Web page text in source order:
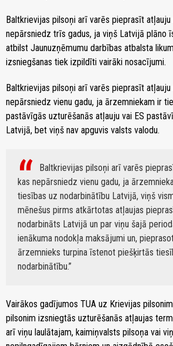
Baltkrievijas pilsoņi arī varēs pieprasīt atļauju
nepārsniedz trīs gadus, ja viņš Latvijā plāno
atbilst Jaunuzņēmumu darbības atbalsta
izsniegšanas tiek izpildīti vairāki nosacījumi.
Baltkrievijas pilsoņi arī varēs pieprasīt atļauju
nepārsniedz vienu gadu, ja ārzemniekam ir
pastāvīgās uzturēšanās atļauju vai ES
Latvijā, bet viņš nav apguvis valsts valodu.
Baltkrievijas pilsoņi arī varēs
kas nepārsniedz vienu gadu, ja
tiesības uz nodarbinātību Latvijā, viņš
mēnešus pirms atkārtotas atļaujas
nodarbināts Latvijā un par viņu šajā
ienākuma nodokļa maksājumi un,
ārzemnieks turpina īstenot piešķirtās
nodarbinātību.
Vairākos gadījumos TUA uz Krievijas
pilsonim izsniegtās uzturēšanās atļaujas
arī viņu laulātajam, kaimiņvalsts pilsoņa vai